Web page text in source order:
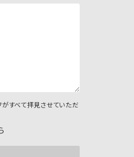
すべて拝見させていただ